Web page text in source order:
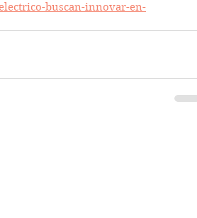
buscan-innovar-en-